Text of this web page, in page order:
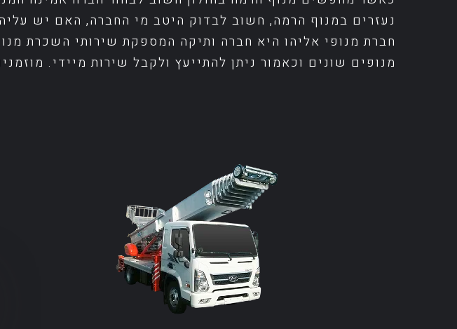
נעזרים במנוף הרמה, חשוב לבדוק היטב מי החברה, האם יש
חברת מנופי אליהו היא חברה ותיקה המספקת שירותי השכרת
מנופים שונים וכאמור ניתן להתייעץ ולקבל שירות מיידי.